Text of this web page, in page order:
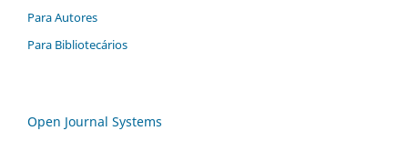
Para Autores
Para Bibliotecários
Open Journal Systems